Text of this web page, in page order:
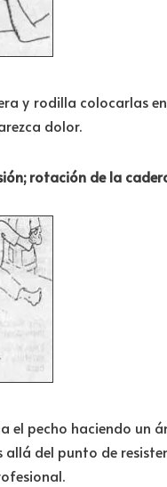
y rodilla colocarlas
dolor.
rotación de la
el pecho haciendo un
del punto de